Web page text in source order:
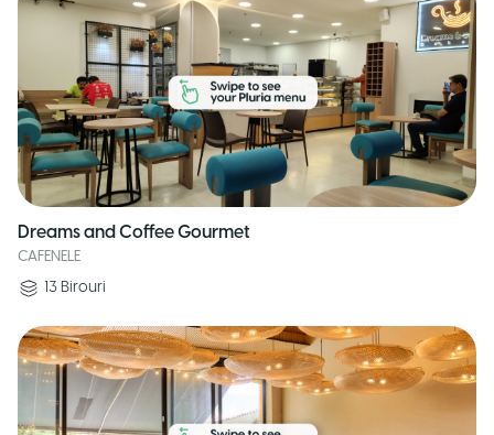
Dreams and Coffee Gourmet
CAFENELE
13 Birouri